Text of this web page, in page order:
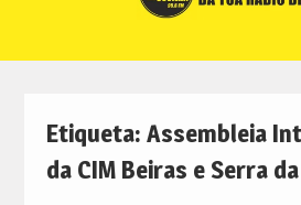
Etiqueta: Assembleia
da CIM Beiras e Serra